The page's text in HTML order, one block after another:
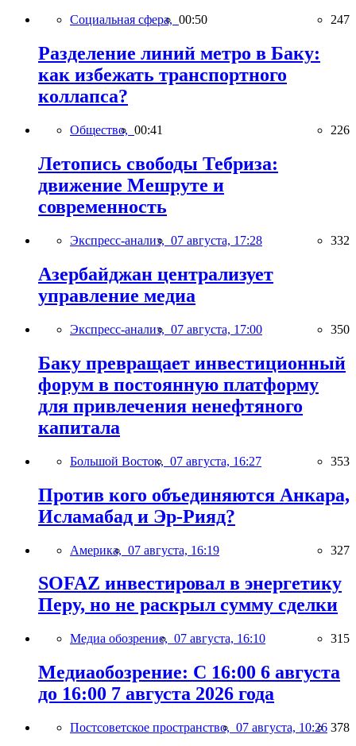
Социальная сфера, 00:50 247
Разделение линий метро в Баку:
как избежать транспортного
коллапса?
Общество, 00:41 226
Летопись свободы Тебриза:
движение Мешруте и
современность
Экспресс-анализ, 07 августа, 17:28 332
Азербайджан централизует
управление медиа
Экспресс-анализ, 07 августа, 17:00 350
Баку превращает инвестиционный
форум в постоянную платформу
для привлечения ненефтяного
капитала
Большой Восток, 07 августа, 16:27 353
Против кого объединяются Анкара,
Исламабад и Эр-Рияд?
Америка, 07 августа, 16:19 327
SOFAZ инвестировал в энергетику
Перу, но не раскрыл сумму сделки
Медиа обозрение, 07 августа, 16:10 315
Медиаобозрение: С 16:00 6 августа
до 16:00 7 августа 2026 года
Постсоветское пространство, 07 августа, 10:26 378